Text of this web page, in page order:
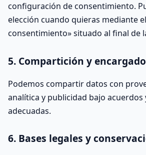
configuración de consentimiento.
elección cuando quieras mediante
consentimiento» situado al final de
5. Compartición y
Podemos compartir datos con
analítica y publicidad bajo acuerdos
adecuadas.
6. Bases legales y